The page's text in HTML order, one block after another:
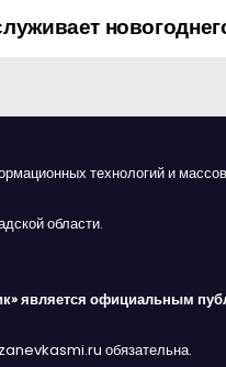
технологий и
области.
является официальным
обязательна.